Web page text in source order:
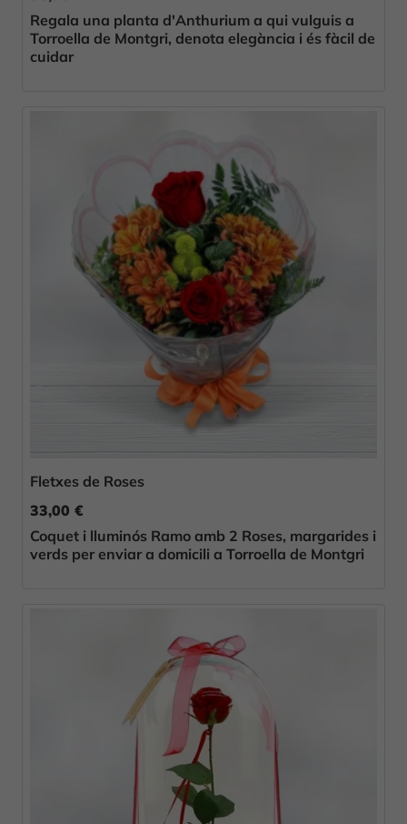
Regala una planta d'Anthurium a qui vulguis a
Torroella de Montgri, denota elegància i és fàcil de
cuidar
Fletxes de Roses
33,00 €
Coquet i lluminós Ramo amb 2 Roses, margarides i
verds per enviar a domicili a Torroella de Montgri